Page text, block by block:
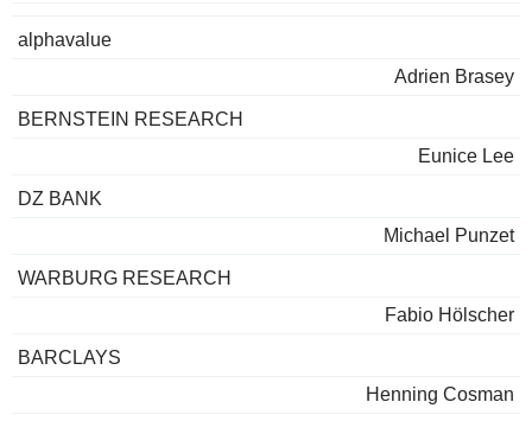
alphavalue
Adrien Brasey
BERNSTEIN RESEARCH
Eunice Lee
DZ BANK
Michael Punzet
WARBURG RESEARCH
Fabio Hölscher
BARCLAYS
Henning Cosman